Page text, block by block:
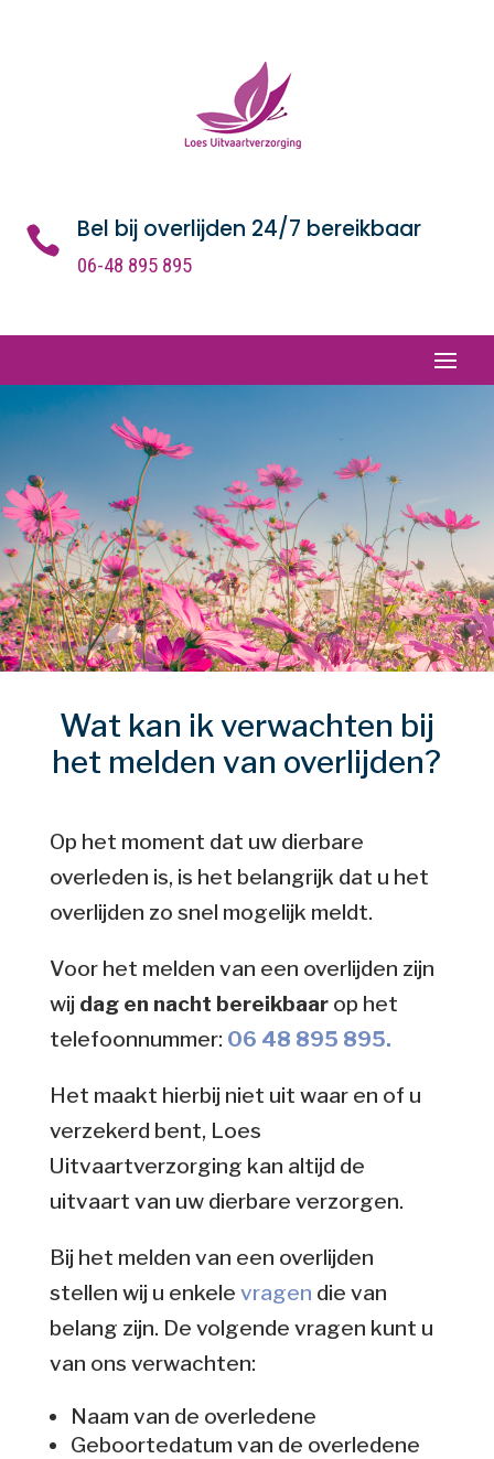
 Bel bij overlijden 24/7 bereikbaar
06-48 895 895
Wat kan ik verwachten bij
het melden van overlijden?
Op het moment dat uw dierbare
overleden is, is het belangrijk dat u het
overlijden zo snel mogelijk meldt.
Voor het melden van een overlijden zijn
wij dag en nacht bereikbaarop het
telefoonnummer: 06 48 895 895.
Het maakt hierbij niet uit waar en of u
verzekerd bent, Loes
Uitvaartverzorging kan altijd de
uitvaart van uw dierbare verzorgen.
Bij het melden van een overlijden
stellen wij u enkele vragen die van
belang zijn. De volgende vragen kunt u
van ons verwachten:
Naam van de overledene
Geboortedatum van de overledene